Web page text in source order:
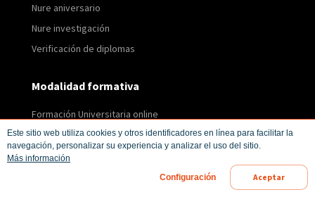
Este sitio web utiliza cookies y otros identificadores en línea para facilitar la
navegación, personalizar su experiencia y analizar el uso del sitio.
Más información
Configuración Aceptar
Nure aniversario
Nure investigación
Verificación de diplomas
Modalidad formativa
Formación Universitaria online
Cursos Online
Cursos semipresenciales